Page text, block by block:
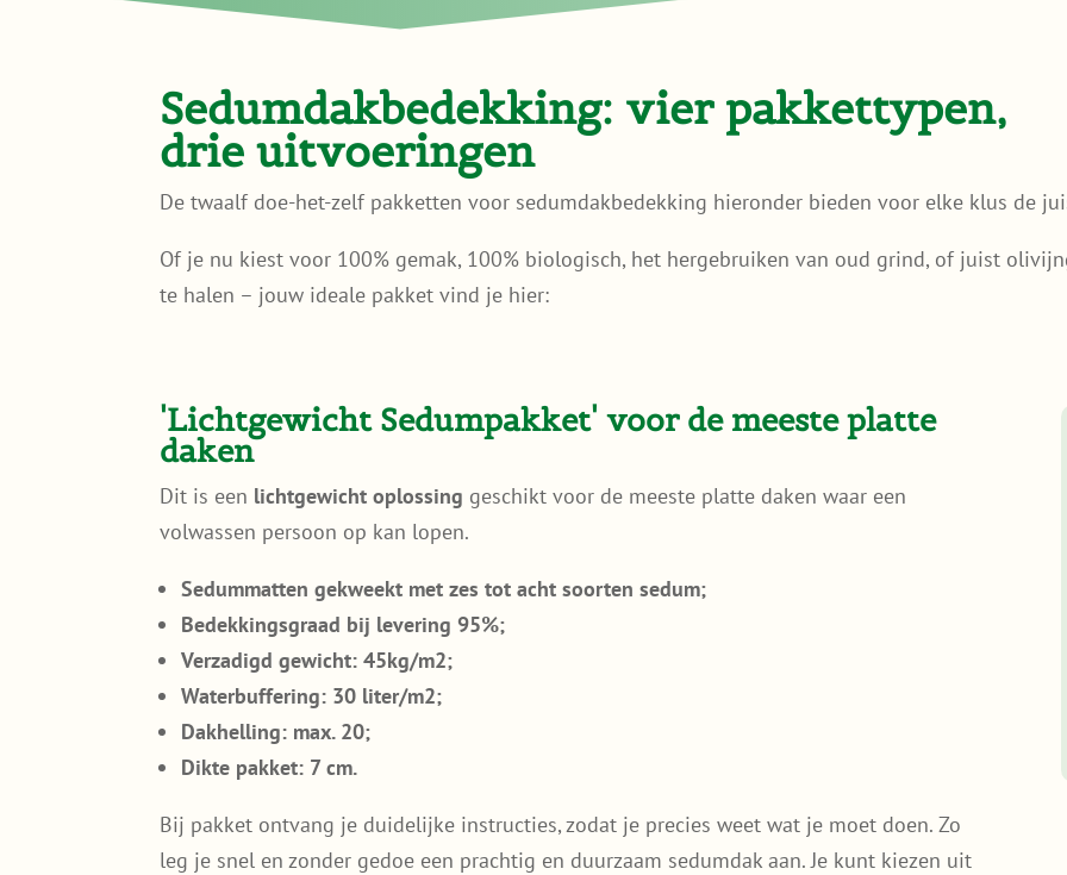
Sedumdakbedekking: vier pakkettypen,
drie uitvoeringen
De twaalf doe-het-zelf pakketten voor sedumdakbedekking hieronder bieden voor elke klus de
Of je nu kiest voor 100% gemak, 100% biologisch, het hergebruiken van oud grind, of juist
te halen – jouw ideale pakket vind je hier:
'Lichtgewicht Sedumpakket' voor de meeste platte
daken
Dit is een lichtgewicht oplossing geschikt voor de meeste platte daken waar een
volwassen persoon op kan lopen.
Sedummatten gekweekt met zes tot acht soorten sedum;
Bedekkingsgraad bij levering 95%;
Verzadigd gewicht: 45kg/m2;
Waterbuffering: 30 liter/m2;
Dakhelling: max. 20;
Dikte pakket: 7 cm.
Bij pakket ontvang je duidelijke instructies, zodat je precies weet wat je moet doen. Zo
leg je snel en zonder gedoe een prachtig en duurzaam sedumdak aan. Je kunt kiezen uit